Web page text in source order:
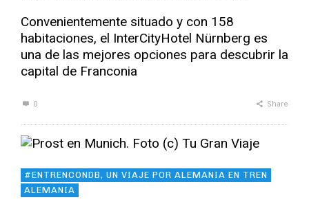
Convenientemente situado y con 158
habitaciones, el InterCityHotel Nürnberg es
una de las mejores opciones para descubrir la
capital de Franconia
0 Share
#ENTRENCONDB, UN VIAJE POR ALEMANIA EN TREN
ALEMANIA